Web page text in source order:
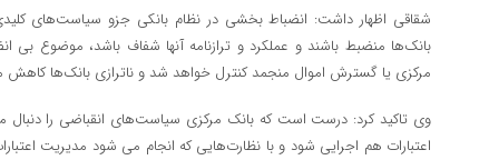
شقاقی اظهار داشت: انضباط‌ بخشی در نظام بانکی جزو سیاست‌های
بانک‌ها منضبط باشند و عملکرد و ترازنامه آنها شفاف باشد، موضوع بی
مرکزی یا گسترش اموال منجمد کنترل خواهد شد و ناترازی بانک‌ها کاهش
وی تاکید کرد: درست است که بانک مرکزی سیاست‌های انقباضی را
اعتبارات هم اجرایی شود و با نظارت‌هایی که انجام می شود مدیریت